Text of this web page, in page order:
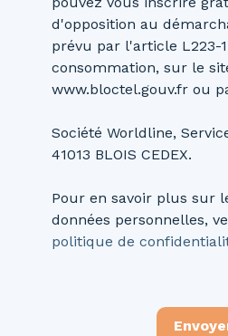
d'opposition au
prévu par l'article L223-
consommation, sur le
www.bloctel.gouv.fr ou
Société Worldline,
41013 BLOIS CEDEX.
Pour en savoir plus sur
données personnelles,
politique de